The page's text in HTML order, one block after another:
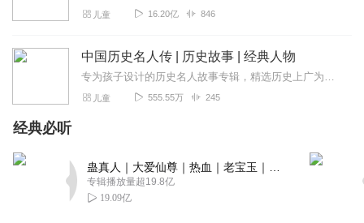
儿童 16.20亿 846
中国历史名人传 | 历史故事 | 经典人物
专为孩子设计的历史名人故事专辑，精选历史上广为人知的传奇人物，按“皇帝、武将、谋臣、女强、起义、改革、宦官、文脉宗师”8大类别分类讲述。每类聚焦对应角色的...
儿童 555.55万 245
经典必听
专辑播放量超19.8亿
19.09亿